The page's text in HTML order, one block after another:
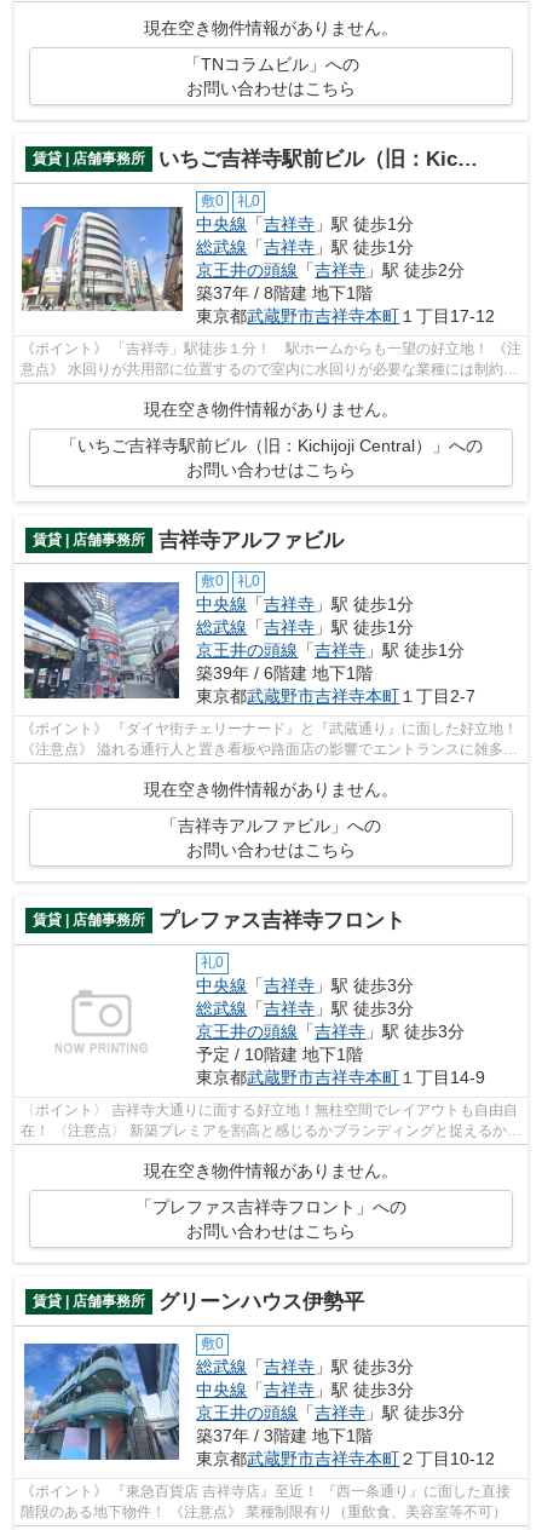
現在空き物件情報がありません。
「TNコラムビル」への
お問い合わせはこちら
賃貸 | 店舗事務所 いちご吉祥寺駅前ビル（旧：Kichijoji Central）
敷0 礼0
中央線 「吉祥寺 」駅 徒歩1分
総武線 「吉祥寺 」駅 徒歩1分
京王井の頭線 「吉祥寺 」駅 徒歩2分
築37年 / 8階建 地下1階
東京都武蔵野市吉祥寺本町 １丁目17-12
《ポイント》 「吉祥寺」駅徒歩１分！ 駅ホームからも一望の好立地！ 《注
意点》 水回りが共用部に位置するので室内に水回りが必要な業種には制約が
生じる可能性があります
現在空き物件情報がありません。
「いちご吉祥寺駅前ビル（旧：Kichijoji Central）」への
お問い合わせはこちら
賃貸 | 店舗事務所 吉祥寺アルファビル
敷0 礼0
中央線 「吉祥寺 」駅 徒歩1分
総武線 「吉祥寺 」駅 徒歩1分
京王井の頭線 「吉祥寺 」駅 徒歩1分
築39年 / 6階建 地下1階
東京都武蔵野市吉祥寺本町１丁目2-7
《ポイント》 『ダイヤ街チェリーナード』と『武蔵通り』に面した好立地！
《注意点》 溢れる通行人と置き看板や路面店の影響でエントランスに雑多感
現在空き物件情報がありません。
「吉祥寺アルファビル」への
お問い合わせはこちら
賃貸 | 店舗事務所 プレファス吉祥寺フロント
礼0
中央線 「吉祥寺 」駅 徒歩3分
総武線 「吉祥寺 」駅 徒歩3分
京王井の頭線 「吉祥寺 」駅 徒歩3分
予定 / 10階建 地下1階
東京都武蔵野市吉祥寺本町 １丁目14-9
〈ポイント〉 吉祥寺大通りに面する好立地！無柱空間でレイアウトも自由自
在！ 〈注意点〉 新築プレミアを割高と感じるかブランディングと捉えるかが
現在空き物件情報がありません。
「プレファス吉祥寺フロント」への
お問い合わせはこちら
賃貸 | 店舗事務所 グリーンハウス伊勢平
敷0
総武線 「吉祥寺 」駅 徒歩3分
中央線 「吉祥寺 」駅 徒歩3分
京王井の頭線 「吉祥寺 」駅 徒歩3分
築37年 / 3階建 地下1階
東京都武蔵野市吉祥寺本町２丁目10-12
《ポイント》 『東急百貨店 吉祥寺店』至近！ 『西一条通り』に面した直接
階段のある地下物件！ 《注意点》 業種制限有り（重飲食、美容室等不可）